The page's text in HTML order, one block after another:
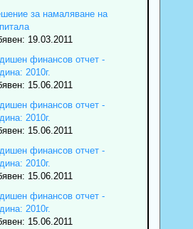
за намаляване на
19.03.2011
финансов отчет -
2010г.
15.06.2011
финансов отчет -
2010г.
15.06.2011
финансов отчет -
2010г.
15.06.2011
финансов отчет -
2010г.
15.06.2011